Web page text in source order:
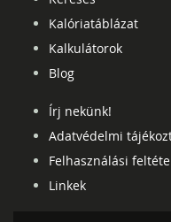
Kalóriatáblázat
Kalkulátorok
Blog
Írj nekünk!
Adatvédelmi
Felhasználási
Linkek